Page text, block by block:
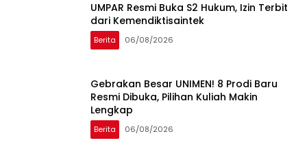
UMPAR Resmi Buka S2 Hukum, Izin Terbit
dari Kemendiktisaintek
Berita 06/08/2026
Gebrakan Besar UNIMEN! 8 Prodi Baru
Resmi Dibuka, Pilihan Kuliah Makin
Lengkap
Berita 06/08/2026